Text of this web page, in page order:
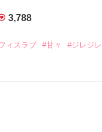
3,788
ィスラブ #甘々 #ジレジレ